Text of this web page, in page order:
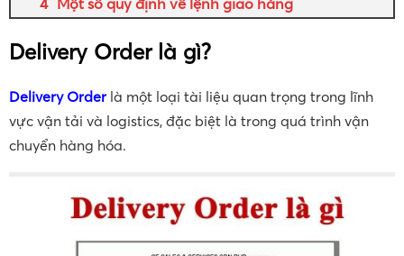
Delivery Order là gì?
Delivery Order là một loại tài liệu quan trọng trong lĩnh
vực vận tải và logistics, đặc biệt là trong quá trình vận
chuyển hàng hóa.